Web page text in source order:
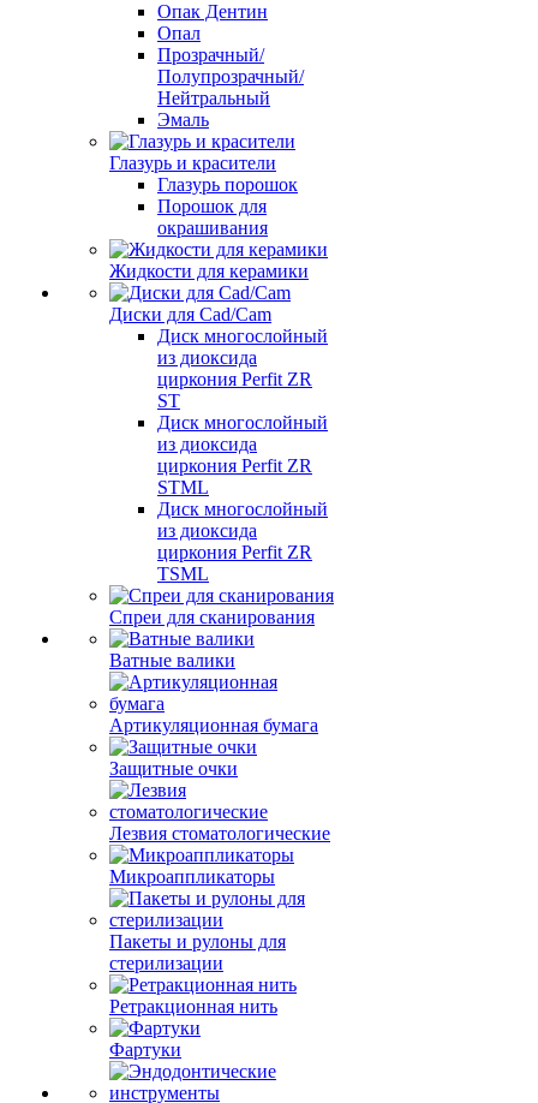
Опак Дентин
Опал
Прозрачный/
Полупрозрачный/
Нейтральный
Эмаль
Глазурь и красители
Глазурь порошок
Порошок для
окрашивания
Жидкости для керамики
Диски для Cad/Cam
Диск многослойный
из диоксида
циркония Perfit ZR
ST
Диск многослойный
из диоксида
циркония Perfit ZR
STML
Диск многослойный
из диоксида
циркония Perfit ZR
TSML
Спреи для сканирования
Ватные валики
Артикуляционная бумага
Защитные очки
Лезвия стоматологические
Микроаппликаторы
Пакеты и рулоны для
стерилизации
Ретракционная нить
Фартуки